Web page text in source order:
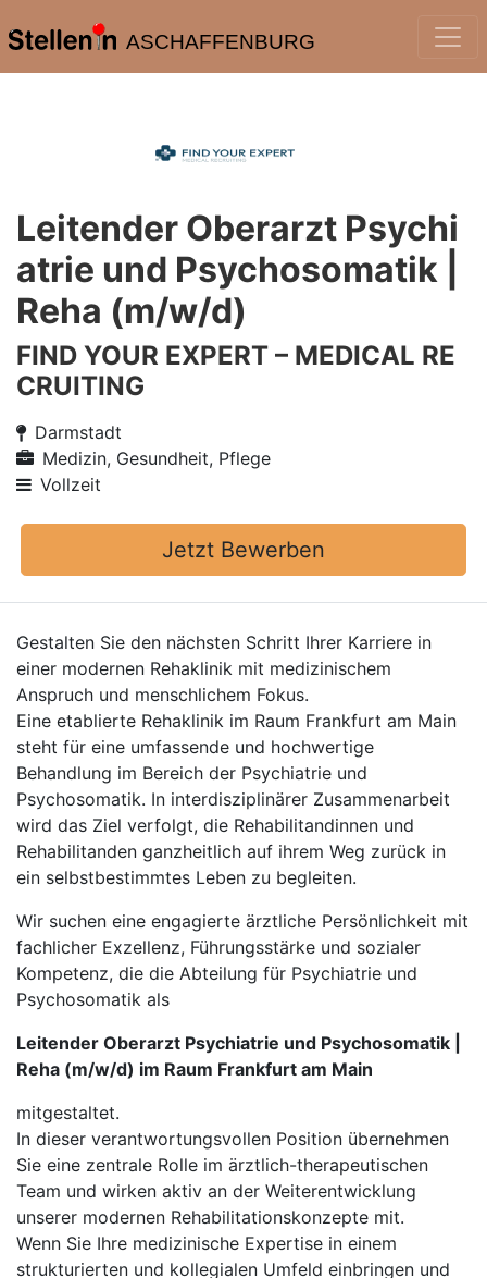
ASCHAFFENBURG
Leitender Oberarzt Psychi
atrie und Psychosomatik |
Reha (m/w/d)
FIND YOUR EXPERT – MEDICAL RE
CRUITING
Darmstadt
Medizin, Gesundheit, Pflege
Vollzeit
Jetzt Bewerben
Gestalten Sie den nächsten Schritt Ihrer Karriere in
einer modernen Rehaklinik mit medizinischem
Anspruch und menschlichem Fokus.
Eine etablierte Rehaklinik im Raum Frankfurt am Main
steht für eine umfassende und hochwertige
Behandlung im Bereich der Psychiatrie und
Psychosomatik. In interdisziplinärer Zusammenarbeit
wird das Ziel verfolgt, die Rehabilitandinnen und
Rehabilitanden ganzheitlich auf ihrem Weg zurück in
ein selbstbestimmtes Leben zu begleiten.
Wir suchen eine engagierte ärztliche Persönlichkeit mit
fachlicher Exzellenz, Führungsstärke und sozialer
Kompetenz, die die Abteilung für Psychiatrie und
Psychosomatik als
Leitender Oberarzt Psychiatrie und Psychosomatik |
Reha (m/w/d) im Raum Frankfurt am Main
mitgestaltet.
In dieser verantwortungsvollen Position übernehmen
Sie eine zentrale Rolle im ärztlich-therapeutischen
Team und wirken aktiv an der Weiterentwicklung
unserer modernen Rehabilitationskonzepte mit.
Wenn Sie Ihre medizinische Expertise in einem
strukturierten und kollegialen Umfeld einbringen und